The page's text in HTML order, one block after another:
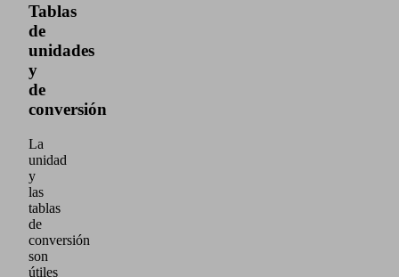
Tablas
de
unidades
y
de
conversión
La
unidad
y
las
tablas
de
conversión
son
útiles